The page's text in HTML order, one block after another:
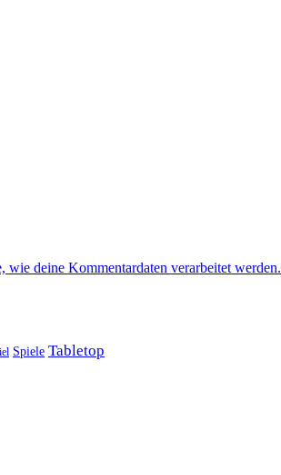
wie deine Kommentardaten verarbeitet werden.
Spiele Tabletop